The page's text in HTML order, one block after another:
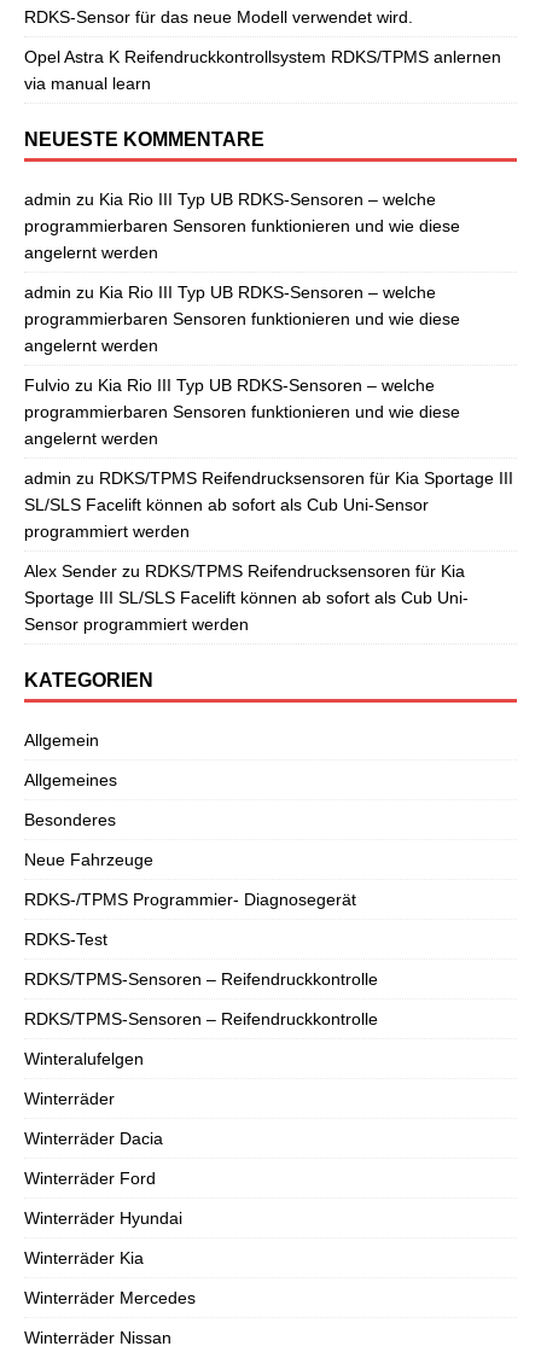
RDKS-Sensor für das neue Modell verwendet wird.
Opel Astra K Reifendruckkontrollsystem RDKS/TPMS anlernen
via manual learn
NEUESTE KOMMENTARE
admin zu Kia Rio III Typ UB RDKS-Sensoren – welche
programmierbaren Sensoren funktionieren und wie diese
angelernt werden
admin zu Kia Rio III Typ UB RDKS-Sensoren – welche
programmierbaren Sensoren funktionieren und wie diese
angelernt werden
Fulvio zu Kia Rio III Typ UB RDKS-Sensoren – welche
programmierbaren Sensoren funktionieren und wie diese
angelernt werden
admin zu RDKS/TPMS Reifendrucksensoren für Kia Sportage III
SL/SLS Facelift können ab sofort als Cub Uni-Sensor
programmiert werden
Alex Sender zu RDKS/TPMS Reifendrucksensoren für Kia
Sportage III SL/SLS Facelift können ab sofort als Cub Uni-
Sensor programmiert werden
KATEGORIEN
Allgemein
Allgemeines
Besonderes
Neue Fahrzeuge
RDKS-/TPMS Programmier- Diagnosegerät
RDKS-Test
RDKS/TPMS-Sensoren – Reifendruckkontrolle
RDKS/TPMS-Sensoren – Reifendruckkontrolle
Winteralufelgen
Winterräder
Winterräder Dacia
Winterräder Ford
Winterräder Hyundai
Winterräder Kia
Winterräder Mercedes
Winterräder Nissan